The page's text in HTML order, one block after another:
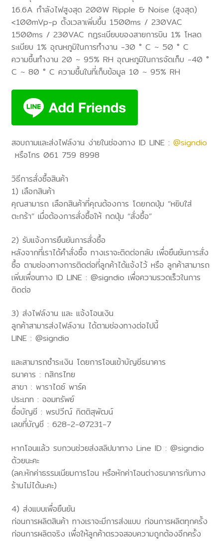
16.6A กำลังไฟสูงสุด 200W Ripple & Noise (สูงสุด)
<100mVp-p ตั้งเวลาเพิ่มขึ้น 1500ms / 230VAC
1500ms / 230VAC กฎระเบียบของสายการบิน 1% โหลด
ระเบียบ 1% อุณหภูมิในการทำงาน -30 ° C ~ 50 ° C
ความชื้นทำงาน 20 ~ 95% RH อุณหภูมิในการจัดเก็บ -40 °
C ~ 80 ° C ความชื้นในที่เก็บข้อมูล 10 ~ 95% RH
สอบถามและส่งไฟล์งาน ง่ายในช่องทาง ID LINE : @signdio
หรือโทร 061 759 8998
วิธีการสั่งซื้อสินค้า
1) เลือกสินค้า
คุณสามารถ เลือกสินค้าที่คุณต้องการ โดยกดปุ่ม “หยิบใส่
ตะกร้า” เมื่อต้องการสั่งซื้อให้ กดปุ่ม “สั่งซื้อ”
2) รับแจ้งการยืนยันการสั่งซื้อ
หลังจากที่เราได้คำสั่งซื้อ ทางเราจะติดต่อกลับ เพื่อยืนยันการสั่ง
ซื้อ ตามช่องทางการติดต่อที่ลูกค้าได้แจ้งไว้ หรือ ลูกค้าสามารถ
เพิ่มเพื่อนทาง ID LINE : @signdio เพื่อความรวดเร็วในการ
ติดต่อ
3) ส่งไฟล์งาน และ แจ้งโอนเงิน
ลูกค้าสามารส่งไฟล์งาน ได้ตามช่องทางต่อไปนี้
LINE : @signdio
และสามารถชำระเงิน โดยการโอนเข้าบัญชีธนาคาร
ธนาคาร : กสิกรไทย
สาขา : พาราไดซ์ พาร์ค
ประเภท : ออมทรัพย์
ชื่อบัญชี : พรปวีณ์ กิตติสุพัฒน์
เลขที่บัญชี : 628-2-07231-7
หากโอนแล้ว รบกวนช่วยส่งสลิปมาทาง Line ID : @signdio
ด้วยนะคะ
(ลค.หักค่าธรรมเนียมการโอน หรือหักค่าโอนต่างธนาคารกับทาง
ร้านไม่ได้นะคะ)
4) ส่งแบบเพื่อยืนยัน
ก่อนการผลิตสินค้า ทางเราจะมีการส่งแบบ ก่อนการผลิตทุกครั้ง
ก่อนการผลิตจริง เพื่อให้ลูกค้าตรวจสอบความถูกต้องอีกครั้ง